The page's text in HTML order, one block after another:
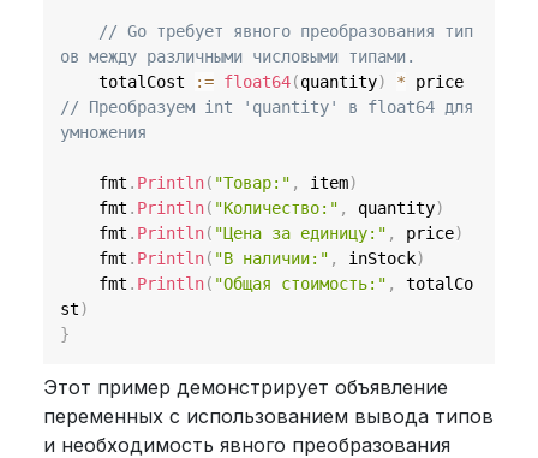
// Go требует явного преобразования тип
ов между различными числовыми типами.
	totalCost
:= float64(quantity) *
// Преобразуем int 'quantity' в float64 для
умножения
	fmt
. Println( "Товар:" , item)
	fmt
. Println( "Количество:" , quantity)
	fmt
. Println( "Цена за единицу:" , price)
	fmt
. Println( "В наличии:" , inStock)
	fmt
. Println( "Общая стоимость:" ,
totalCo
st)
}
Этот пример демонстрирует объявление
переменных с использованием вывода типов
и необходимость явного преобразования